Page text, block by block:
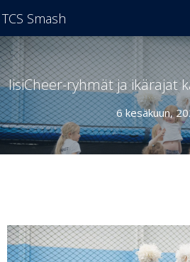
IisiCheer-ryhmät ja ikärajat
6 kesäkuun,
TCS Smash